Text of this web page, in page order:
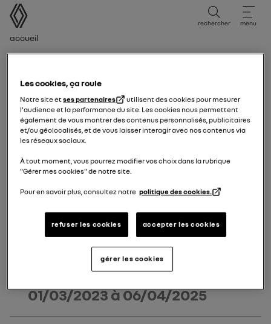
Manuel d'utilisation
rechercher menu
Fil d'ariane
Accueil
Période d'édition
Sélectionnez la période d'édition correspondant à la
date de première immatriculation de votre véhicule.
12/01/2026à aujourd'hui
15/07/2025à11/01/2026
07/04/2025à14/07/2025
01/03/2023à06/04/2025
Les cookies, ça roule
Notre site etses partenaires
utilisent des cookies pour mesurer
l'audience et la performance du site. Les cookies nous permettent
également de vous montrer des contenus personnalisés, publicitaires
et/ou géolocalisés, et de vous laisser interagir avec nos contenus via
les réseaux sociaux.
À tout moment, vous pourrez modifier vos choix dans la rubrique
"Gérer mes cookies" de notre site.
Pour en savoir plus, consultez notre politique des cookies.
refuser les cookies accepter les cookies
gérer les cookies